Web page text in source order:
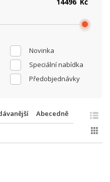
Novinka
Speciální nabídka
Předobjednávky
Abecedně